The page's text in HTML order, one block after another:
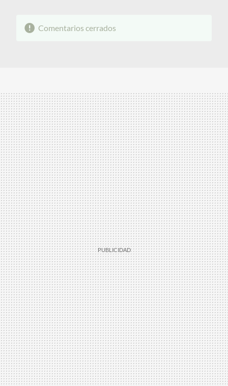
Comentarios cerrados